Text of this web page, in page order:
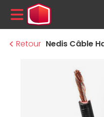
MENU
Retour